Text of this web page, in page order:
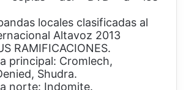
locales clasificadas al
Altavoz 2013
RAMIFICACIONES.
Cromlech,
Shudra.
Indomite.